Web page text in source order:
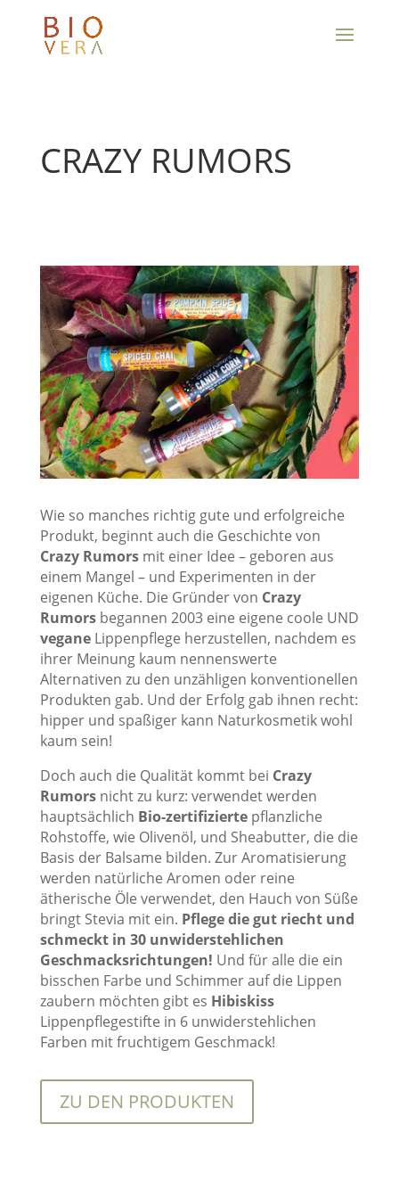
CRAZY RUMORS
Wie so manches richtig gute und erfolgreiche
Produkt, beginnt auch die Geschichte von
Crazy Rumorsmit einer Idee – geboren aus
einem Mangel – und Experimenten in der
eigenen Küche. Die Gründer von Crazy
Rumorsbegannen 2003 eine eigene coole UND
veganeLippenpflege herzustellen, nachdem es
ihrer Meinung kaum nennenswerte
Alternativen zu den unzähligen konventionellen
Produkten gab. Und der Erfolg gab ihnen recht:
hipper und spaßiger kann Naturkosmetik wohl
kaum sein!
Doch auch die Qualität kommt bei Crazy
Rumorsnicht zu kurz: verwendet werden
hauptsächlich Bio-zertifiziertepflanzliche
Rohstoffe, wie Olivenöl, und Sheabutter, die die
Basis der Balsame bilden. Zur Aromatisierung
werden natürliche Aromen oder reine
ätherische Öle verwendet, den Hauch von Süße
bringt Stevia mit ein. Pflege die gut riecht und
schmeckt in 30 unwiderstehlichen
Geschmacksrichtungen! Und für alle die ein
bisschen Farbe und Schimmer auf die Lippen
zaubern möchten gibt es Hibiskiss
Lippenpflegestifte in 6 unwiderstehlichen
Farben mit fruchtigem Geschmack!
ZU DEN PRODUKTEN